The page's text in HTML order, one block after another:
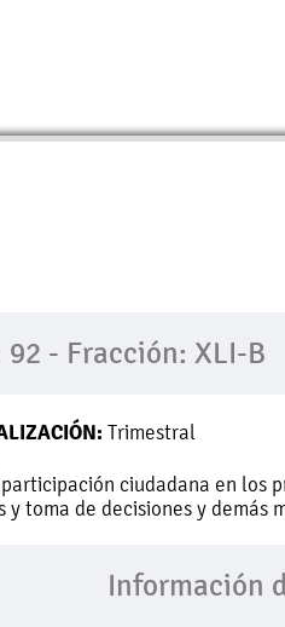
- Fracción: XLI-B
Trimestral
participación ciudadana en los
toma de decisiones y demás
Información